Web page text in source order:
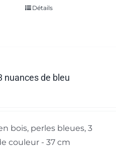
Détails
nuances de bleu
bois, perles bleues, 3
couleur - 37 cm